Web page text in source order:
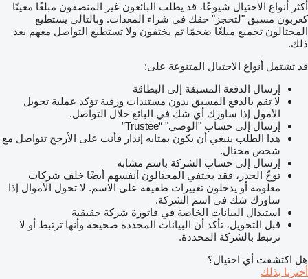
أكثر أنواع الاحتيال شيوعًا، قد يطلب البائعون غير المنصفون مبلغًا معينًا
كعربون مسبق "لتحجز" حقك في شراء المعدات. وبالتالي يستطيع
المحتالون تجميع مبلغًا ضخمًا ثم يختفون ولا تستطيع التواصل معهم بعد
ذلك.
قد تشتمل أنواع الاحتيال المتنوعة على:
إرسال الدفعة المسبقة إلى البطاقة
لا تقم بالدفع المسبق بدون مستندات ورقية تؤكد عملية تحويل
الأمول إذا ساورك أي شك في البائع خلال التواصل.
إرسال إلى حساب "الوصي" “Trustee”
هذا الطلب ينبغي أن يكون بمثابه إنذار فأنت على الأرجح تتواصل مع
شخص محتال.
إرسال إلى حساب الشركة باسم مشابه
توخّ الحذر، فقد يختفي المحتالون أنفسهم أيضًا خلف شركات
معلومة أو يدخلون تغييرات طفيفة على الاسم. لا تحول الأموال إذا
ساورك شك في اسم الشركة.
استبدال البيانات الخاصة في فاتورة شركة حقيقية
قبل التحويل، تأكد أن البيانات المحددة صحيحة وأنها ترتبط أو لا
ترتبط بالشركة المحددة.
هل اكتشفت أي احتيال؟
أخبرنا بذلك